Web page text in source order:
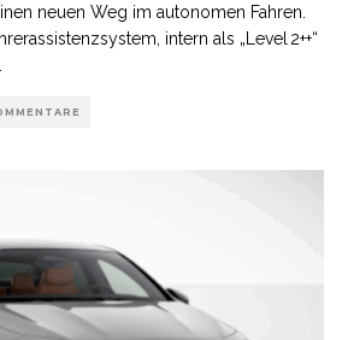
neuen Weg im autonomen Fahren.
intern als „Level 2++“